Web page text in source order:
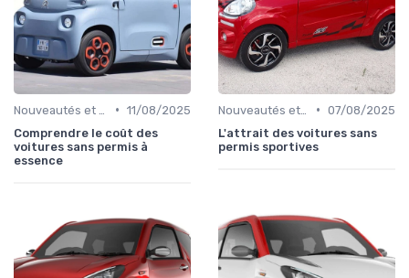
• 11/08/2025
Comprendre le coût des
voitures sans permis à
essence
• 07/08/2025
L'attrait des voitures sans
permis sportives